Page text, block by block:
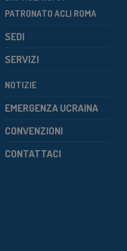
PATRONATO ACLI ROMA
SEDI
SERVIZI
NOTIZIE
EMERGENZA UCRAINA
CONVENZIONI
CONTATTACI